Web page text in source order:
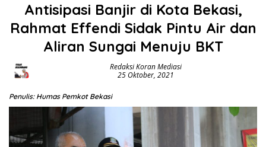
Antisipasi Banjir di Kota Bekasi,
Rahmat Effendi Sidak Pintu Air dan
Aliran Sungai Menuju BKT
Redaksi Koran Mediasi
25 Oktober, 2021
Penulis: Humas Pemkot Bekasi